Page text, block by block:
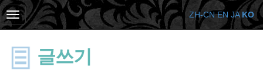
글쓰기
ZH-CN EN JA KO